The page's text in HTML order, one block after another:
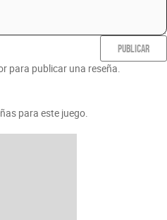
PUBLICAR
para publicar una reseña.
para este juego.